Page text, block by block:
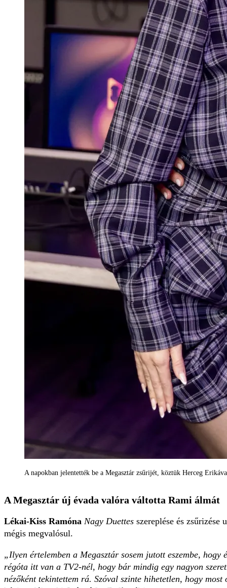
A napokban jelentették be a Megasztár zsűrijét, köztük Herceg
A Megasztár új évada valóra váltotta Rami álmát
Lékai-Kiss Ramóna Nagy Duettes szereplése és
mégis megvalósul.
„Ilyen értelemben a Megasztár sosem jutott eszembe,
régóta itt van a TV2-nél, hogy bár mindig egy nagyon
nézőként tekintettem rá. Szóval szinte hihetetlen, hogy